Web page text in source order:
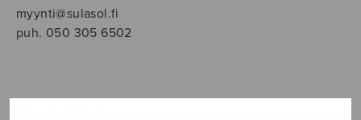
myynti@sulasol.fi
puh. 050 305 6502